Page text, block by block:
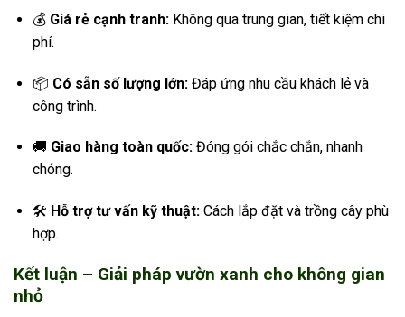
💰 Giá rẻ cạnh tranh:Không qua trung gian, tiết kiệm chi
phí.
📦 Có sẵn số lượng lớn:Đáp ứng nhu cầu khách lẻ và
công trình.
🚚 Giao hàng toàn quốc:Đóng gói chắc chắn, nhanh
chóng.
🛠 Hỗ trợ tư vấn kỹ thuật:Cách lắp đặt và trồng cây phù
hợp.
Kết luận – Giải pháp vườn xanh cho không gian
nhỏ